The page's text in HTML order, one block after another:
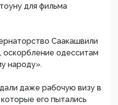
для фильма
Саакашвили
оскорбление одесситам
народу».
даже рабочую визу в
его пытались